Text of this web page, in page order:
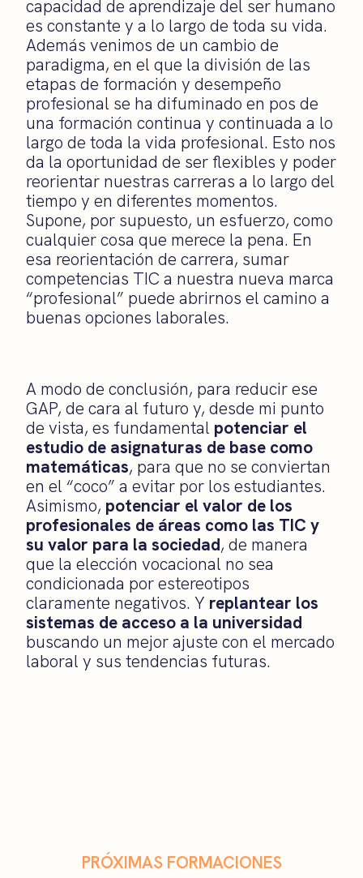
capacidad de aprendizaje del ser humano
es constante y a lo largo de toda su vida.
Además venimos de un cambio de
paradigma, en el que la división de las
etapas de formación y desempeño
profesional se ha difuminado en pos de
una formación continua y continuada a lo
largo de toda la vida profesional. Esto nos
da la oportunidad de ser flexibles y poder
reorientar nuestras carreras a lo largo del
tiempo y en diferentes momentos.
Supone, por supuesto, un esfuerzo, como
cualquier cosa que merece la pena. En
esa reorientación de carrera, sumar
competencias TIC a nuestra nueva marca
“profesional” puede abrirnos el camino a
buenas opciones laborales.
A modo de conclusión, para reducir ese
GAP, de cara al futuro y, desde mi punto
de vista, es fundamental potenciar el
estudio de asignaturas de base como
matemáticas, para que no se conviertan
en el “coco” a evitar por los estudiantes.
Asimismo, potenciar el valor de los
profesionales de áreas como las TIC y
su valor para la sociedad, de manera
que la elección vocacional no sea
condicionada por estereotipos
claramente negativos. Y replantear los
sistemas de acceso a la universidad
buscando un mejor ajuste con el mercado
laboral y sus tendencias futuras.
PRÓXIMAS FORMACIONES